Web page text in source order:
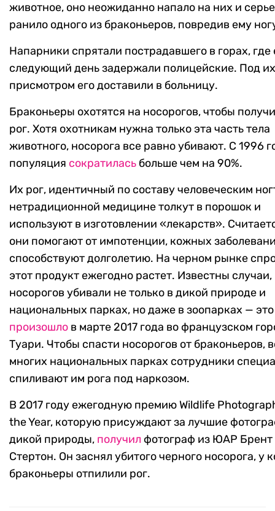
животное, оно неожиданно напало на них и
ранило одного из браконьеров, повредив ему
Напарники спрятали пострадавшего в горах, где
следующий день задержали полицейские. Под их
присмотром его доставили в больницу.
Браконьеры охотятся на носорогов, чтобы
рог. Хотя охотникам нужна только эта часть тела
животного, носорога все равно убивают. С 1996
популяция сократилась больше чем на 90%.
Их рог, идентичный по составу человеческим
нетрадиционной медицине толкут в порошок и
используют в изготовлении «лекарств».
они помогают от импотенции, кожных
способствуют долголетию. На черном рынке
этот продукт ежегодно растет. Известны случаи,
носорогов убивали не только в дикой природе и
национальных парках, но даже в зоопарках — это
произошло в марте 2017 года во французском
Туари. Чтобы спасти носорогов от браконьеров,
многих национальных парках сотрудники
спиливают им рога под наркозом.
В 2017 году ежегодную премию Wildlife
the Year, которую присуждают за лучшие
дикой природы, получил фотограф из ЮАР Брент
Стертон. Он заснял убитого черного носорога, у
браконьеры отпилили рог.